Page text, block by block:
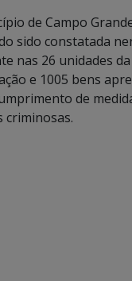
de Campo
sido constatada
nas 26 unidades
e 1005 bens
de
criminosas.